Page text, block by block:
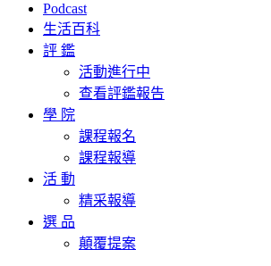
Podcast
生活百科
評 鑑
活動進行中
查看評鑑報告
學 院
課程報名
課程報導
活 動
精采報導
選 品
顛覆提案